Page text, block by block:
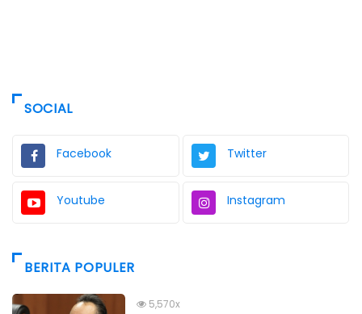
SOCIAL
Facebook Twitter
Youtube Instagram
BERITA POPULER
5,570x